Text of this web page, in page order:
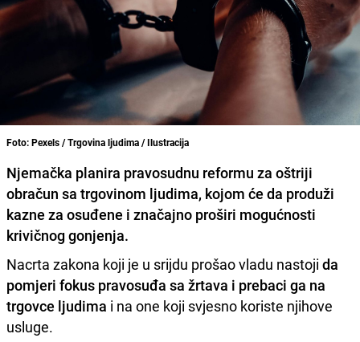
Foto: Pexels / Trgovina ljudima / Ilustracija
Njemačka planira pravosudnu reformu za oštriji
obračun sa trgovinom ljudima, kojom će da produži
kazne za osuđene i značajno proširi mogućnosti
krivičnog gonjenja.
Nacrta zakona koji je u srijdu prošao vladu nastoji da
pomjeri fokus pravosuđa sa žrtava i prebaci ga na
trgovce ljudima i na one koji svjesno koriste njihove
usluge.